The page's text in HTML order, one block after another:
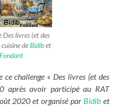
Des livres (et des
cuisine deBidibet
Fondant
ce challenge « Des livres (et des
après avoir participé au RAT
2020 et organisé par Bidib et